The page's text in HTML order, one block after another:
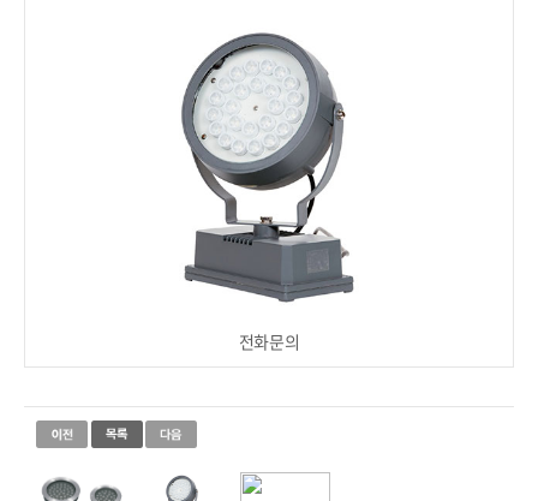
전화문의